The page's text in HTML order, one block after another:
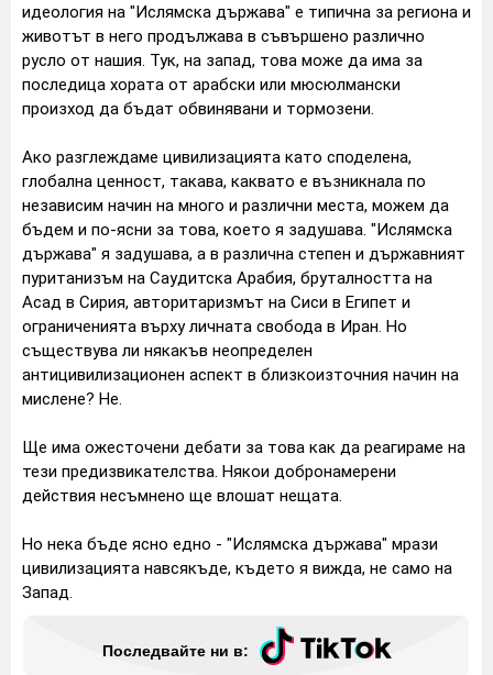
идеология на "Ислямска държава" е типична за региона и
животът в него продължава в съвършено различно
русло от нашия. Тук, на запад, това може да има за
последица хората от арабски или мюсюлмански
произход да бъдат обвинявани и тормозени.
Ако разглеждаме цивилизацията като споделена,
глобална ценност, такава, каквато е възникнала по
независим начин на много и различни места, можем да
бъдем и по-ясни за това, което я задушава. "Ислямска
държава" я задушава, а в различна степен и държавният
пуританизъм на Саудитска Арабия, бруталността на
Асад в Сирия, авторитаризмът на Сиси в Египет и
ограниченията върху личната свобода в Иран. Но
съществува ли някакъв неопределен
антицивилизационен аспект в близкоизточния начин на
мислене? Не.
Ще има ожесточени дебати за това как да реагираме на
тези предизвикателства. Някои добронамерени
действия несъмнено ще влошат нещата.
Но нека бъде ясно едно - "Ислямска държава" мрази
цивилизацията навсякъде, където я вижда, не само на
Запад.
Последвайте ни в: